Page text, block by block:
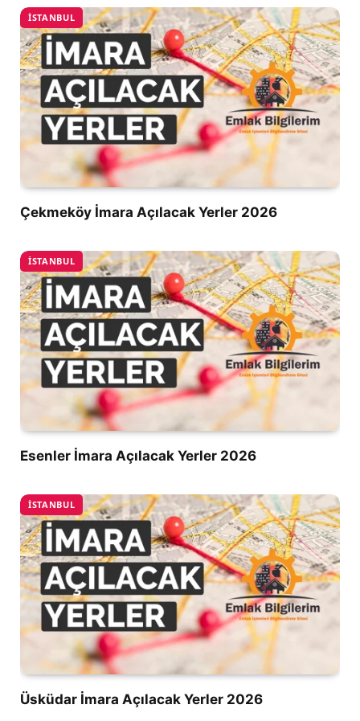
İSTANBUL
Çekmeköy İmara Açılacak Yerler 2026
İSTANBUL
Esenler İmara Açılacak Yerler 2026
İSTANBUL
Üsküdar İmara Açılacak Yerler 2026